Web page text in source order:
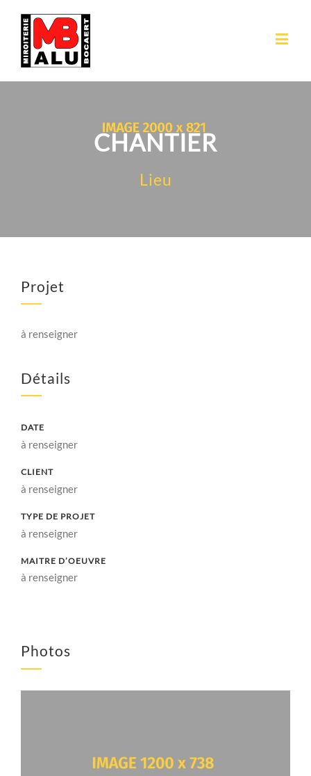
CHANTIER
Lieu
Projet
à renseigner
Détails
DATE
à renseigner
CLIENT
à renseigner
TYPE DE PROJET
à renseigner
MAITRE D’OEUVRE
à renseigner
Photos